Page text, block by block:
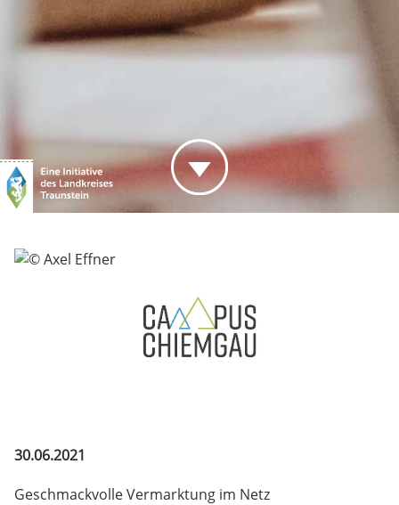
30.06.2021
Geschmackvolle Vermarktung im Netz